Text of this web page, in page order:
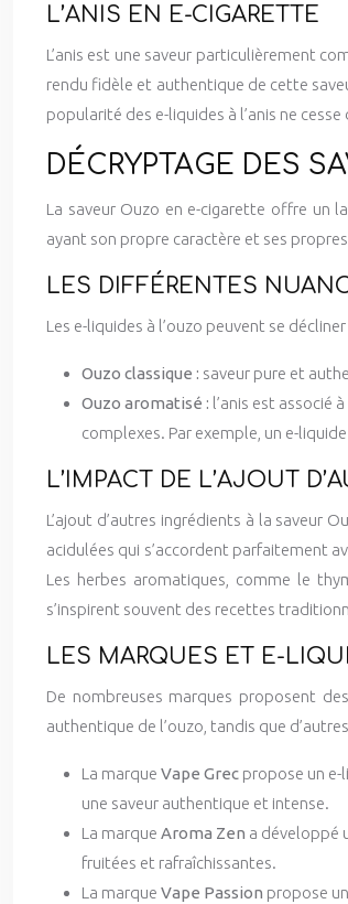
L’ANIS EN E-CIGARETTE
L’anis est une saveur particulièrement
rendu fidèle et authentique de cette
popularité des e-liquides à l’anis ne
DÉCRYPTAGE DES
La saveur Ouzo en e-cigarette offre un
ayant son propre caractère et ses
LES DIFFÉRENTES
Les e-liquides à l’ouzo peuvent se
Ouzo classique : saveur pure et
Ouzo aromatisé : l’anis est associé
complexes. Par exemple, un e-
L’IMPACT DE L’AJOUT
L’ajout d’autres ingrédients à la saveur
acidulées qui s’accordent parfaitement
Les herbes aromatiques, comme le
s’inspirent souvent des recettes
LES MARQUES ET E-
De nombreuses marques proposent
authentique de l’ouzo, tandis que
La marque Vape Grec propose un e-
une saveur authentique et intense.
La marque Aroma Zen a développé
fruitées et rafraîchissantes.
La marque Vape Passion propose